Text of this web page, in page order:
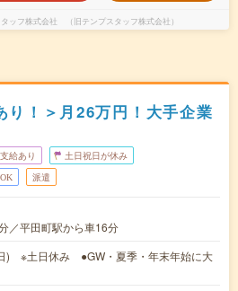
ッフ株式会社 （旧テンプスタッフ株式会社）
り！＞月26万円！大手企業
給あり 土日祝日が休み
派遣
／平田町駅から車16分
) ※土日休み ●GW・夏季・年末年始に大